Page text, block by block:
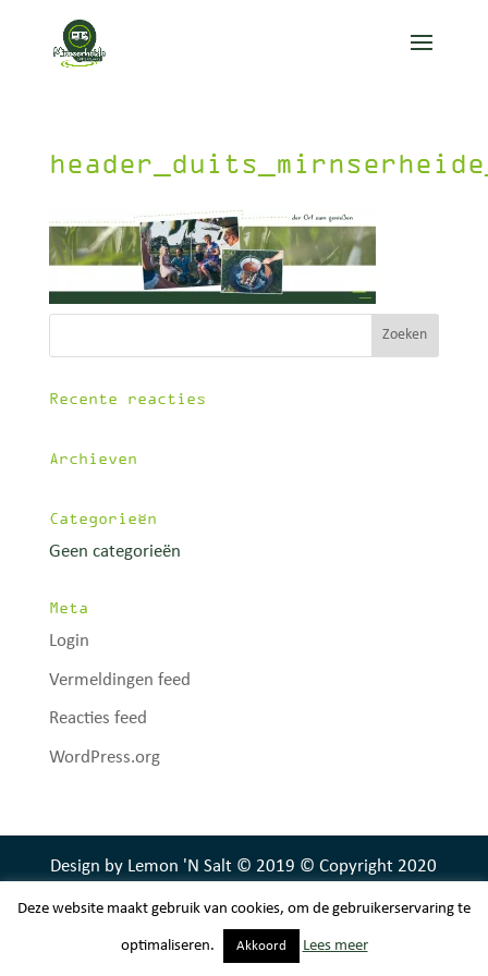
Recente reacties
Archieven
Categorieën
Geen categorieën
Meta
Login
Vermeldingen feed
Reacties feed
WordPress.org
Design by Lemon 'N Salt © 2019 © Copyright 2020
Deze website maakt gebruik van cookies, om de gebruikerservaring te
optimaliseren. Akkoord Lees meer